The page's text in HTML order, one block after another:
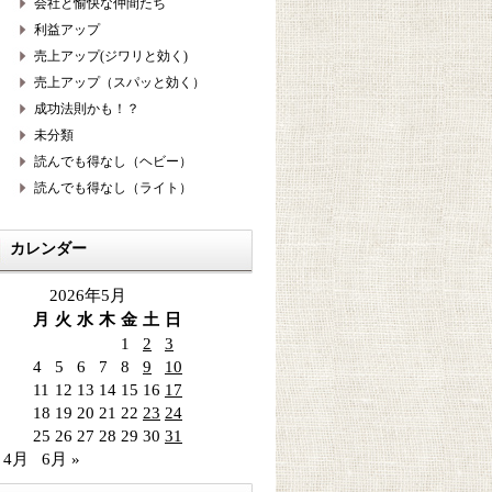
会社と愉快な仲間たち
利益アップ
売上アップ(ジワリと効く)
売上アップ（スパッと効く）
成功法則かも！？
未分類
読んでも得なし（ヘビー）
読んでも得なし（ライト）
カレンダー
2026年5月
月
火 水 木 金 土 日
1
2
3
4
5 6 7 8 9
10
11 12 13 14 15 16 17
18 19 20 21 22 23 24
25 26 27 28 29 30 31
4月
6月 »